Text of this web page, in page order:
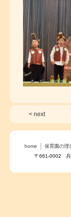
< next
home 保育園の理
〒661-0002